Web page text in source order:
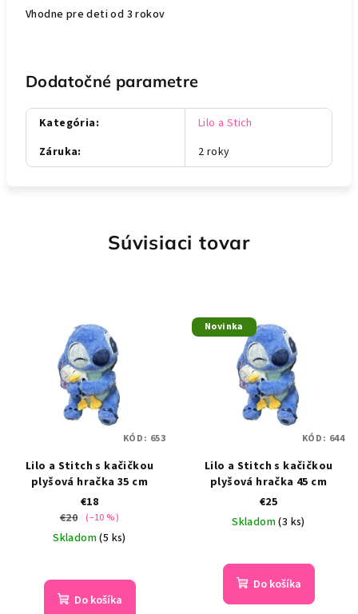
Vhodne pre deti od 3 rokov
Dodatočné parametre
Kategória:
Lilo a Stich
Záruka: 2 roky
Súvisiaci tovar
Lilo a Stitch s kačičkou
plyšová hračka 35 cm
€18
€20 (–10 %)
Skladom(5 ks)
Do košíka
KÓD: 653
Novinka
Lilo a Stitch s kačičkou
plyšová hračka 45 cm
€25
Skladom(3 ks)
hodnotenie
produktu
Do košíka
KÓD: 644